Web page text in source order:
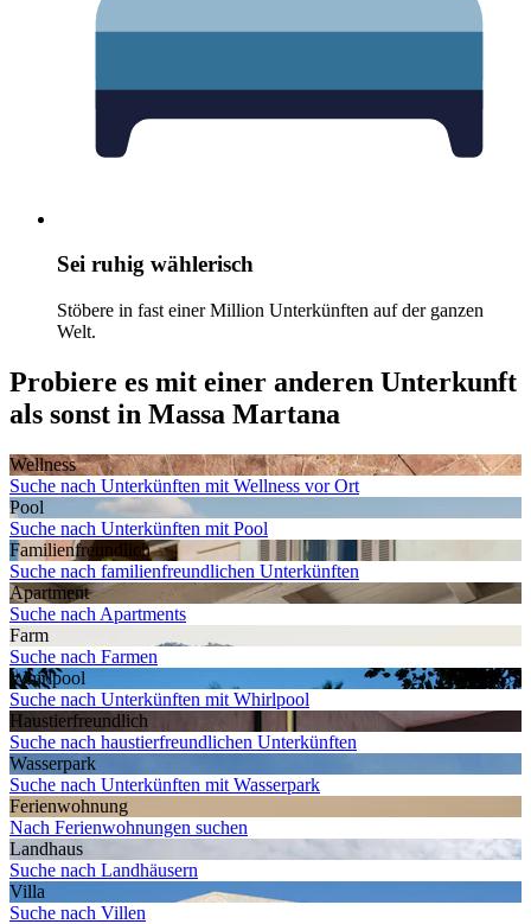
Sei ruhig wählerisch
Stöbere in fast einer Million Unterkünften auf der ganzen
Welt.
Probiere es mit einer anderen Unterkunft
als sonst in Massa Martana
Wellness
Suche nach Unterkünften mit Wellness vor Ort
Pool
Suche nach Unterkünften mit Pool
Familien­freundlich
Suche nach familienfreundlichen Unterkünften
Apartment
Suche nach Apartments
Farm
Suche nach Farmen
Whirlpool
Suche nach Unterkünften mit Whirlpool
Haustier­freundlich
Suche nach haustierfreundlichen Unterkünften
Wasserpark
Suche nach Unterkünften mit Wasserpark
Ferien­wohnung
Nach Ferienwohnungen suchen
Landhaus
Suche nach Landhäusern
Villa
Suche nach Villen